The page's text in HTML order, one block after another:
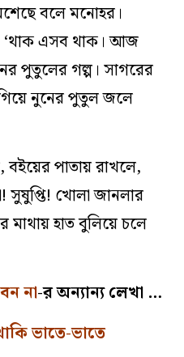
বলে মনোহর।
‘থাক এসব থাক। আজ
পুতুলের গল্প। সাগরের
নুনের পুতুল জলে
বইয়ের পাতায় রাখলে,
সুষুপ্তি! খোলা জানলার
মাথায় হাত বুলিয়ে চলে
না-র অন্যান্য লেখা …
ভাতে-ভাতে